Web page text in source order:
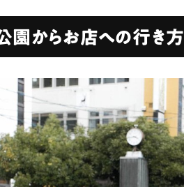
園からお店への行き方